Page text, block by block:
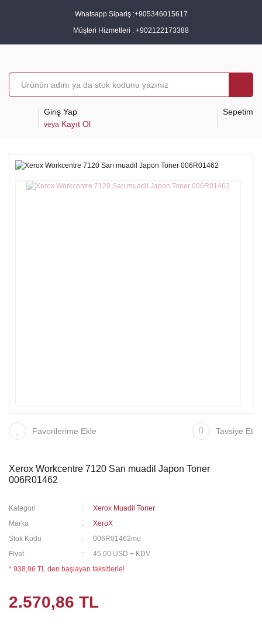
Whatsapp Sipariş :+905346015617
Müşteri Hizmetleri : +902122173388
Giriş Yap
veya Kayıt Ol
Sepetim
Favorilerime Ekle Tavsiye Et
Xerox Workcentre 7120 Sarı muadil Japon Toner
006R01462
Kategori
Xerox Muadil Toner
Marka
XeroX
Stok Kodu
006R01462mu
Fiyat
45,00 USD + KDV
* 938,96 TL den başlayan taksitlerle!
2.570,86 TL